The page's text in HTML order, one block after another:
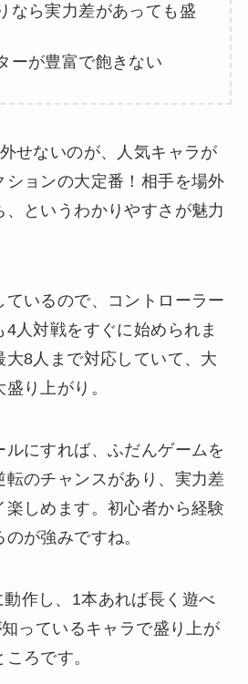
なら実力差があっても盛
ーが豊富で飽きない
せないのが、人気キャラが
ションの大定番！相手を場外
というわかりやすさが魅力
ているので、コントローラー
人対戦をすぐに始められま
8人まで対応していて、大
り上がり。
にすれば、ふだんゲームを
転のチャンスがあり、実力差
楽しめます。初心者から経験
が強みですね。
作し、1本あれば長く遊べ
知っているキャラで盛り上が
ろです。